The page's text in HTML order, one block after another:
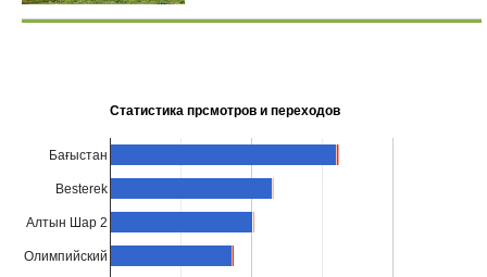
Статистика прсмотров и переходов
Бағыстан
Besterek
Алтын Шар 2
Олимпийский